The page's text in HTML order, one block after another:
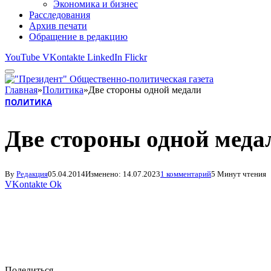
Экономика и бизнес
Расследования
Архив печати
Обращение в редакцию
YouTube VKontakte LinkedIn Flickr
Главная»Политика»Две стороны одной медали
ПОЛИТИКА
Две стороны одной
By Редакция05.04.2014Изменено: 14.07.20231 комментарий5 Минут чтения
VKontakte Ok